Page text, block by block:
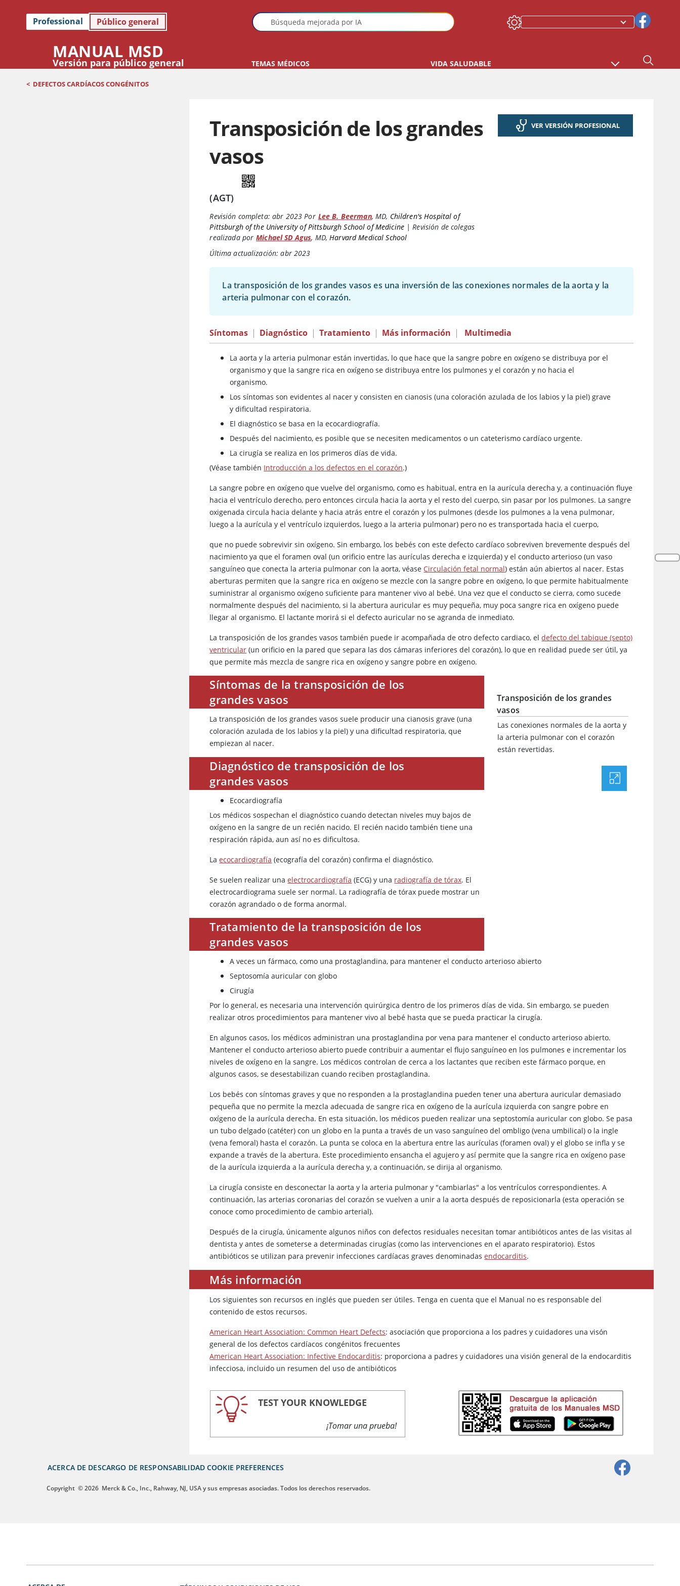
Professional Público general
MANUAL MSD
Versión para público general TEMAS MÉDICOS VIDA SALUDABLE
< DEFECTOS CARDÍACOS CONGÉNITOS
Transposición de los grandes
vasos
(AGT)
Revisión completa: abr 2023 Por Lee B. Beerman, MD, Children's Hospital of
Pittsburgh of the University of Pittsburgh School of Medicine|Revisión de colegas
realizada por Michael SD Agus, MD,Harvard Medical School
Última actualización: abr 2023
VER VERSIÓN PROFESIONAL
La transposición de los grandes vasos es una inversión de las conexiones normales de la aorta y la
arteria pulmonar con el corazón.
Síntomas | Diagnóstico | Tratamiento | Más información | Multimedia
La aorta y la arteria pulmonar están invertidas, lo que hace que la sangre pobre en oxígeno se distribuya por el
organismo y que la sangre rica en oxígeno se distribuya entre los pulmones y el corazón y no hacia el
organismo.
Los síntomas son evidentes al nacer y consisten en cianosis (una coloración azulada de los labios y la piel) grave
y dificultad respiratoria.
El diagnóstico se basa en la ecocardiografía.
Después del nacimiento, es posible que se necesiten medicamentos o un cateterismo cardíaco urgente.
La cirugía se realiza en los primeros días de vida.
(Véase también Introducción a los defectos en el corazón.)
La sangre pobre en oxígeno que vuelve del organismo, como es habitual, entra en la aurícula derecha y, a continuación fluye
hacia el ventrículo derecho, pero entonces circula hacia la aorta y el resto del cuerpo, sin pasar por los pulmones. La sangre
oxigenada circula hacia delante y hacia atrás entre el corazón y los pulmones (desde los pulmones a la vena pulmonar,
luego a la aurícula y el ventrículo izquierdos, luego a la arteria pulmonar) pero no es transportada hacia el cuerpo,
que no puede sobrevivir sin oxígeno. Sin embargo, los bebés con este defecto cardíaco sobreviven brevemente después del
nacimiento ya que el foramen oval (un orificio entre las aurículas derecha e izquierda) y el conducto arterioso (un vaso
sanguíneo que conecta la arteria pulmonar con la aorta, véase Circulación fetal normal) están aún abiertos al nacer. Estas
aberturas permiten que la sangre rica en oxígeno se mezcle con la sangre pobre en oxígeno, lo que permite habitualmente
suministrar al organismo oxígeno suficiente para mantener vivo al bebé. Una vez que el conducto se cierra, como sucede
normalmente después del nacimiento, si la abertura auricular es muy pequeña, muy poca sangre rica en oxígeno puede
llegar al organismo. El lactante morirá si el defecto auricular no se agranda de inmediato.
La transposición de los grandes vasos también puede ir acompañada de otro defecto cardiaco, eldefecto del tabique (septo)
ventricular (un orificio en la pared que separa las dos cámaras inferiores del corazón), lo que en realidad puede ser útil, ya
que permite más mezcla de sangre rica en oxígeno y sangre pobre en oxígeno.
Transposición de los grandes
vasos
Las conexiones normales de la aorta y
la arteria pulmonar con el corazón
están revertidas.
Síntomas de la transposición de los
grandes vasos
La transposición de los grandes vasos suele producir una cianosis grave (una
coloración azulada de los labios y la piel) y una dificultad respiratoria, que
empiezan al nacer.
Diagnóstico de transposición de los
grandes vasos
Ecocardiografía
Los médicos sospechan el diagnóstico cuando detectan niveles muy bajos de
oxígeno en la sangre de un recién nacido. El recién nacido también tiene una
respiración rápida, aun así no es dificultosa.
Laecocardiografía (ecografía del corazón) confirma el diagnóstico.
Se suelen realizar unaelectrocardiografía (ECG) y una radiografía de tórax. El
electrocardiograma suele ser normal. La radiografía de tórax puede mostrar un
corazón agrandado o de forma anormal.
Tratamiento de la transposición de los
grandes vasos
A veces un fármaco, como una prostaglandina, para mantener el conducto arterioso abierto
Septosomía auricular con globo
Cirugía
Por lo general, es necesaria una intervención quirúrgica dentro de los primeros días de vida. Sin embargo, se pueden
realizar otros procedimientos para mantener vivo al bebé hasta que se pueda practicar la cirugía.
En algunos casos, los médicos administran una prostaglandina por vena para mantener el conducto arterioso abierto.
Mantener el conducto arterioso abierto puede contribuir a aumentar el flujo sanguíneo en los pulmones e incrementar los
niveles de oxígeno en la sangre. Los médicos controlan de cerca a los lactantes que reciben este fármaco porque, en
algunos casos, se desestabilizan cuando reciben prostaglandina.
Los bebés con síntomas graves y que no responden a la prostaglandina pueden tener una abertura auricular demasiado
pequeña que no permite la mezcla adecuada de sangre rica en oxígeno de la aurícula izquierda con sangre pobre en
oxígeno de la aurícula derecha. En esta situación, los médicos pueden realizar una septostomía auricular con globo. Se pasa
un tubo delgado (catéter) con un globo en la punta a través de un vaso sanguíneo del ombligo (vena umbilical) o la ingle
(vena femoral) hasta el corazón. La punta se coloca en la abertura entre las aurículas (foramen oval) y el globo se infla y se
expande a través de la abertura. Este procedimiento ensancha el agujero y así permite que la sangre rica en oxígeno pase
de la aurícula izquierda a la aurícula derecha y, a continuación, se dirija al organismo.
La cirugía consiste en desconectar la aorta y la arteria pulmonar y "cambiarlas" a los ventrículos correspondientes. A
continuación, las arterias coronarias del corazón se vuelven a unir a la aorta después de reposicionarla (esta operación se
conoce como procedimiento de cambio arterial).
Después de la cirugía, únicamente algunos niños con defectos residuales necesitan tomar antibióticos antes de las visitas al
dentista y antes de someterse a determinadas cirugías (como las intervenciones en el aparato respiratorio). Estos
antibióticos se utilizan para prevenir infecciones cardíacas graves denominadasendocarditis.
Más información
Los siguientes son recursos en inglés que pueden ser útiles. Tenga en cuenta que el Manual no es responsable del
contenido de estos recursos.
American Heart Association: Common Heart Defects: asociación que proporciona a los padres y cuidadores una visón
general de los defectos cardíacos congénitos frecuentes
American Heart Association: Infective Endocarditis: proporciona a padres y cuidadores una visión general de la endocarditis
infecciosa, incluido un resumen del uso de antibióticos
TEST YOUR KNOWLEDGE
¡Tomar una prueba!
ACERCA DE DESCARGO DE RESPONSABILIDAD COOKIE PREFERENCES
Copyright © 2026 Merck & Co., Inc., Rahway, NJ, USA y sus empresas asociadas. Todos los derechos reservados.